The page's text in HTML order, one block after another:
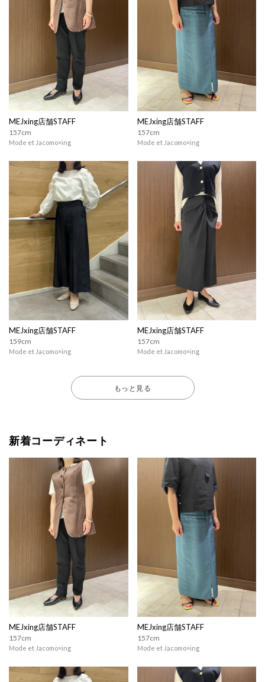
MEJxing店舗STAFF
157cm
Mode et Jacomo×ing
MEJxing店舗STAFF
157cm
Mode et Jacomo×ing
MEJxing店舗STAFF
159cm
Mode et Jacomo×ing
MEJxing店舗STAFF
157cm
Mode et Jacomo×ing
もっと見る
新着コーディネート
MEJxing店舗STAFF
157cm
Mode et Jacomo×ing
MEJxing店舗STAFF
157cm
Mode et Jacomo×ing